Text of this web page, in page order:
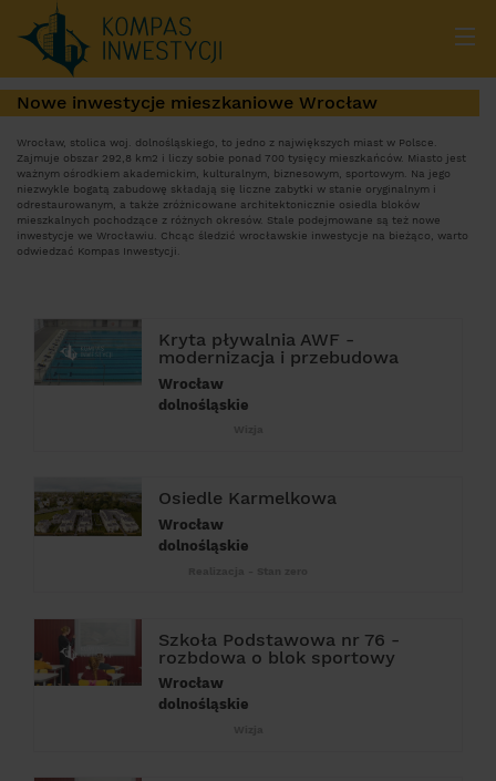
Nowe inwestycje mieszkaniowe Wrocław
Wrocław, stolica woj. dolnośląskiego, to jedno z największych miast w Polsce.
Zajmuje obszar 292,8 km2 i liczy sobie ponad 700 tysięcy mieszkańców. Miasto jest
ważnym ośrodkiem akademickim, kulturalnym, biznesowym, sportowym. Na jego
niezwykle bogatą zabudowę składają się liczne zabytki w stanie oryginalnym i
odrestaurowanym, a także zróżnicowane architektonicznie osiedla bloków
mieszkalnych pochodzące z różnych okresów. Stale podejmowane są też nowe
inwestycje we Wrocławiu . Chcąc śledzić wrocławskie inwestycje na bieżąco, warto
odwiedzać Kompas Inwestycji.
Kryta pływalnia AWF -
modernizacja i przebudowa
Wrocław
dolnośląskie
Osiedle Karmelkowa
Wrocław
dolnośląskie
Szkoła Podstawowa nr 76 -
rozbdowa o blok sportowy
Wrocław
dolnośląskie